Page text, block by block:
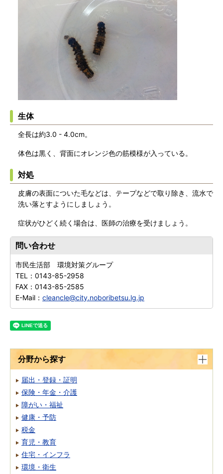
生体
全長は約3.0 - 4.0cm。
体色は黒く、背面にオレンジ色の筋模様が入っている。
対処
皮膚の表面についた毛などは、テープなどで取り除き、流水で
洗い落とすようにしましょう。
症状がひどく続く場合は、医師の治療を受けましょう。
問い合わせ
市民生活部 環境対策グループ
TEL： 0143-85-2958
FAX： 0143-85-2585
E-Mail： cleancle@city.noboribetsu.lg.jp
分野から探す
届出・登録・証明
保険・年金・介護
障がい・福祉
健康・予防
税金
育児・教育
住宅・インフラ
環境・衛生